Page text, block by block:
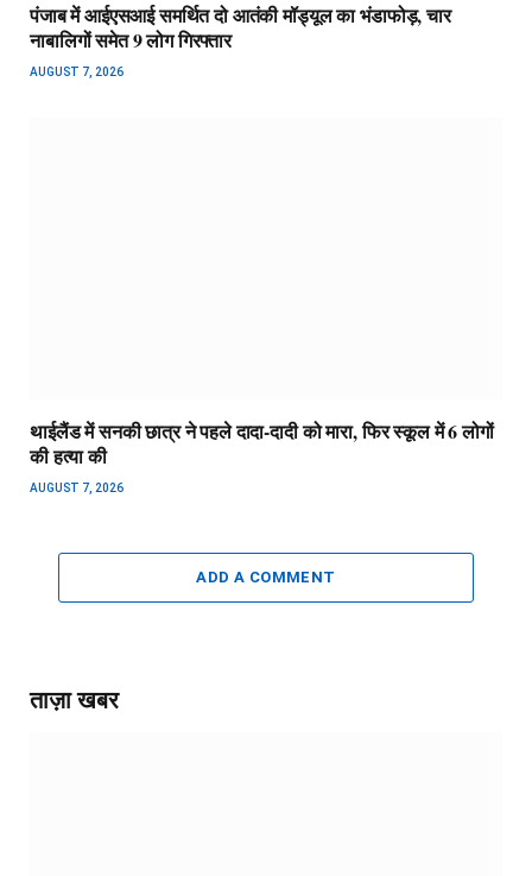
पंजाब में आईएसआई समर्थित दो आतंकी मॉड्यूल का भंडाफोड़, चार
नाबालिगों समेत 9 लोग गिरफ्तार
AUGUST 7, 2026
थाईलैंड में सनकी छात्र ने पहले दादा-दादी को मारा, फिर स्कूल में 6 लोगों
की हत्या की
AUGUST 7, 2026
ADD A COMMENT
ताज़ा खबर